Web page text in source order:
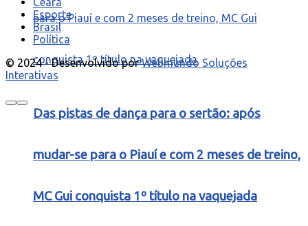
Das pistas de dança para o sertão: após
mudar-se para o Piauí e com 2 meses de treino,
MC Gui conquista 1º título na vaquejada
Esporte
Brasil
Política
© 2024 - Desenvolvido porWebmundo Soluções
Interativas